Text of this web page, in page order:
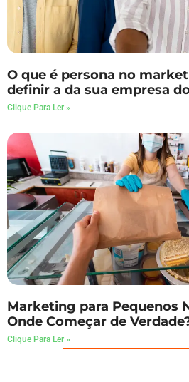
O que é persona no
definir a da sua empresa
Clique Para Ler »
Marketing para Pequenos
Onde Começar de
Clique Para Ler »